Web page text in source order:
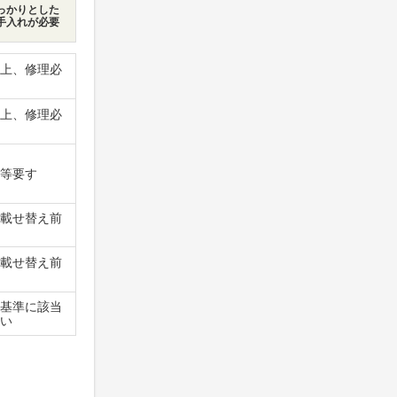
かりとした
入れが必要
、修理必
、修理必
要す
せ替え前
せ替え前
準に該当